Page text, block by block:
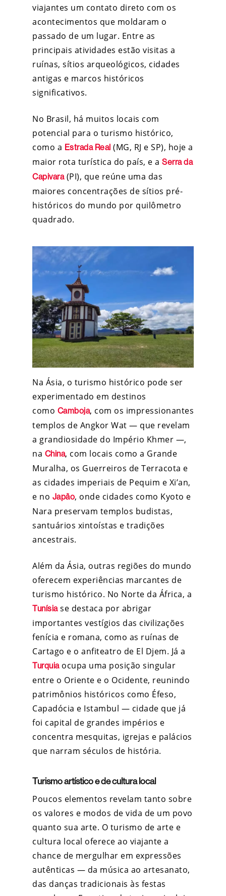
viajantes um contato direto com os
acontecimentos que moldaram o
passado de um lugar. Entre as
principais atividades estão visitas a
ruínas, sítios arqueológicos, cidades
antigas e marcos históricos
significativos.
No Brasil, há muitos locais com
potencial para o turismo histórico,
como a Estrada Real (MG, RJ e SP), hoje a
maior rota turística do país, e a Serra da
Capivara(PI), que reúne uma das
maiores concentrações de sítios pré-
históricos do mundo por quilômetro
quadrado.
Na Ásia, o turismo histórico pode ser
experimentado em destinos
como Camboja, com os impressionantes
templos de Angkor Wat — que revelam
a grandiosidade do Império Khmer —,
na China, com locais como a Grande
Muralha, os Guerreiros de Terracota e
as cidades imperiais de Pequim e Xi’an,
e no Japão, onde cidades como Kyoto e
Nara preservam templos budistas,
santuários xintoístas e tradições
ancestrais.
Além da Ásia, outras regiões do mundo
oferecem experiências marcantes de
turismo histórico. No Norte da África, a
Tunísiase destaca por abrigar
importantes vestígios das civilizações
fenícia e romana, como as ruínas de
Cartago e o anfiteatro de El Djem. Já a
Turquiaocupa uma posição singular
entre o Oriente e o Ocidente, reunindo
patrimônios históricos como Éfeso,
Capadócia e Istambul — cidade que já
foi capital de grandes impérios e
concentra mesquitas, igrejas e palácios
que narram séculos de história.
Turismo artístico e de cultura local
Poucos elementos revelam tanto sobre
os valores e modos de vida de um povo
quanto sua arte. O turismo de arte e
cultura local oferece ao viajante a
chance de mergulhar em expressões
autênticas — da música ao artesanato,
das danças tradicionais às festas